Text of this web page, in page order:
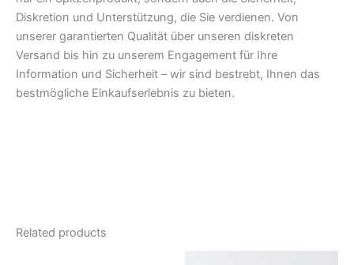
Diskretion und Unterstützung, die Sie verdienen. Von
unserer garantierten Qualität über unseren diskreten
Versand bis hin zu unserem Engagement für Ihre
Information und Sicherheit – wir sind bestrebt, Ihnen das
bestmögliche Einkaufserlebnis zu bieten.
Related products